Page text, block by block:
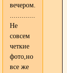
вечером.
Не
совсем
четкие
фото,но
все же